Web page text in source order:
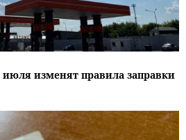
июля изменят правила заправки